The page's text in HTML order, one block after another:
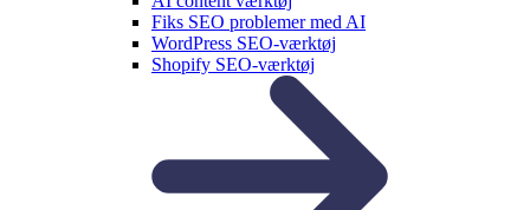
Fiks SEO problemer med AI
WordPress SEO-værktøj
Shopify SEO-værktøj